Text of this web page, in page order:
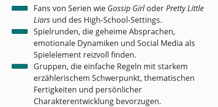
Fans von Serien wie Gossip GirloderPretty Little
Liars und des High-School-Settings.
Spielrunden, die geheime Absprachen,
emotionale Dynamiken und Social Media als
Spielelement reizvoll finden.
Gruppen, die einfache Regeln mit starkem
erzählerischem Schwerpunkt, thematischen
Fertigkeiten und persönlicher
Charakterentwicklung bevorzugen.